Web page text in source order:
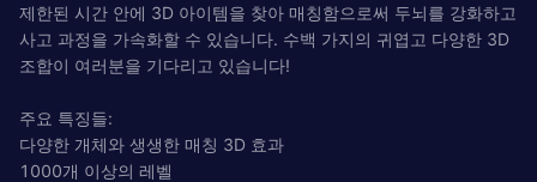
제한된 시간 안에 3D 아이템을 찾아 매칭함으로써 두뇌를 강화하고
사고 과정을 가속화할 수 있습니다. 수백 가지의 귀엽고 다양한 3D
조합이 여러분을 기다리고 있습니다!
주요 특징들:
다양한 개체와 생생한 매칭 3D 효과
1000개 이상의 레벨